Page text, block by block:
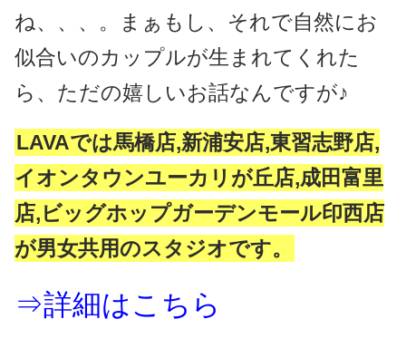
ね、、、。まぁもし、それで自然にお
似合いのカップルが生まれてくれた
ら、ただの嬉しいお話なんですが♪
LAVAでは馬橋店,新浦安店,東習志野店,
イオンタウンユーカリが丘店,成田富里
店,ビッグホップガーデンモール印西店
が男女共用のスタジオです。
⇒詳細はこちら